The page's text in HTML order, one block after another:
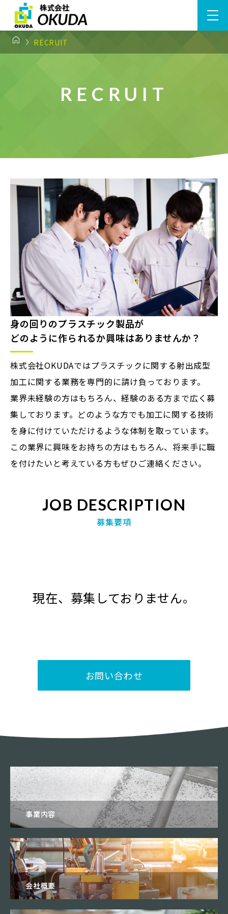
  RECRUIT
RECRUIT
身の回りのプラスチック製品が
どのように作られるか興味はありませんか？
株式会社OKUDAではプラスチックに関する射出成型
加工に関する業務を専門的に請け負っております。
業界未経験の方はもちろん、経験のある方まで広く募
集しております。どのような方でも加工に関する技術
を身に付けていただけるような体制を取っています。
この業界に興味をお持ちの方はもちろん、将来手に職
を付けたいと考えている方もぜひご連絡ください。
JOB DESCRIPTION
募集要項
現在、募集しておりません。
お問い合わせ
事業内容
会社概要